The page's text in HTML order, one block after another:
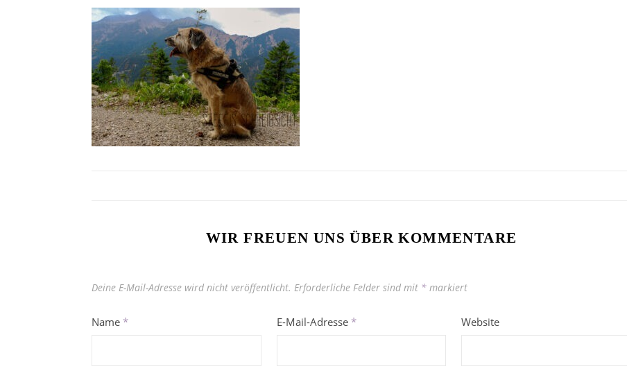
WIR FREUEN UNS ÜBER KOMMENTARE
Deine E-Mail-Adresse wird nicht veröffentlicht. Erforderliche Felder sind mit * markiert
Name * E-Mail-Adresse * Website